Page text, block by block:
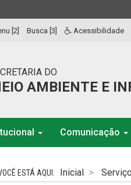
[2] Busca [3] Acessibilidade
DO
AMBIENTE E
Comunicação
Inicial